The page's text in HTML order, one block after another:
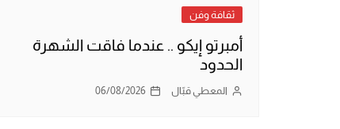
ثقافة وفن
أمبرتو إيكو .. عندما فاقت الشهرة
الحدود
المعطي قبّال 06/08/2026